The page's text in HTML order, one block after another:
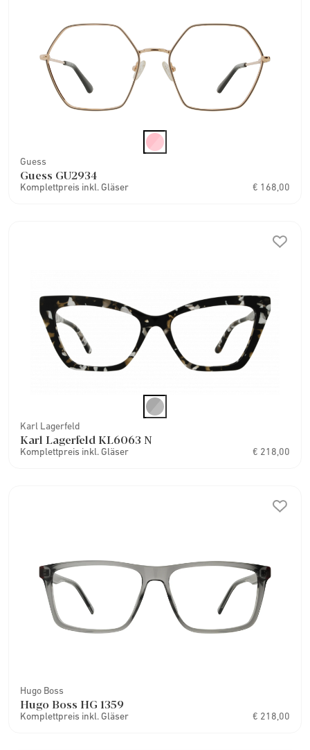
Guess
Guess GU2934
Komplettpreis inkl. Gläser € 168,00
Karl Lagerfeld
Karl Lagerfeld KL6063 N
Komplettpreis inkl. Gläser € 218,00
Hugo Boss
Hugo Boss HG 1359
Komplettpreis inkl. Gläser € 218,00